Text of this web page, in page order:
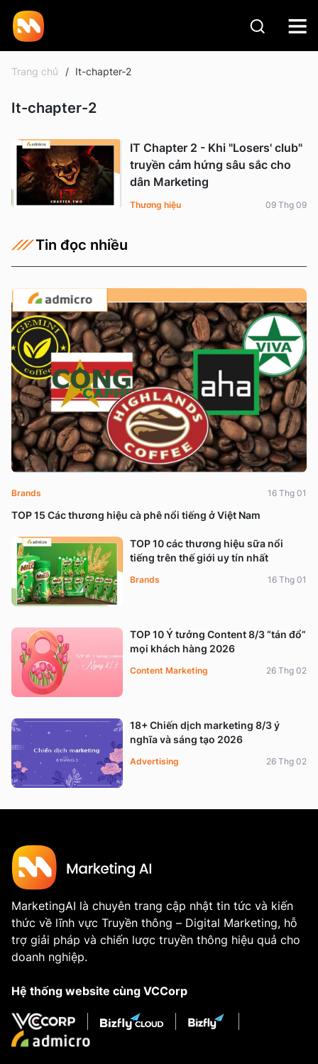
Trang chủ It-chapter-2
It-chapter-2
IT Chapter 2 - Khi "Losers' club"
truyền cảm hứng sâu sắc cho
dân Marketing
Thương hiệu 09 Thg 09
Tin đọc nhiều
TOP 15 Các thương hiệu cà phê nổi tiếng ở Việt Nam
Brands 16 Thg 01
TOP 10 các thương hiệu sữa nổi
tiếng trên thế giới uy tín nhất
Brands 16 Thg 01
TOP 10 Ý tưởng Content 8/3 “tán đổ”
mọi khách hàng 2026
Content Marketing 26 Thg 02
18+ Chiến dịch marketing 8/3 ý
nghĩa và sáng tạo 2026
Advertising 26 Thg 02
MarketingAI là chuyên trang cập nhật tin tức và kiến
thức về lĩnh vực Truyền thông – Digital Marketing, hỗ
trợ giải pháp và chiến lược truyền thông hiệu quả cho
doanh nghiệp.
Hệ thống website cùng VCCorp